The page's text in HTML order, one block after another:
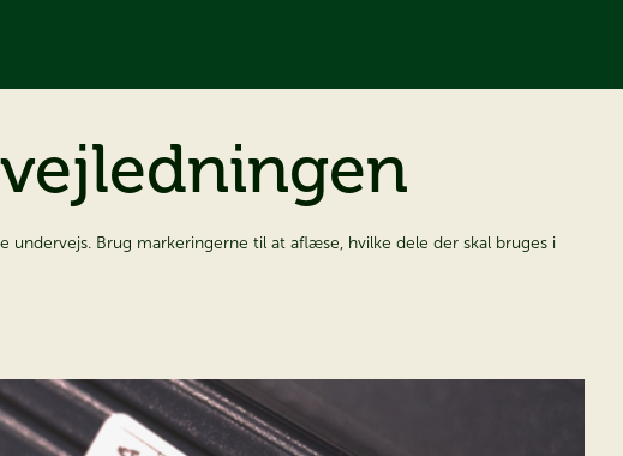
Brug markeringerne til at aflæse, hvilke dele der skal bruges i